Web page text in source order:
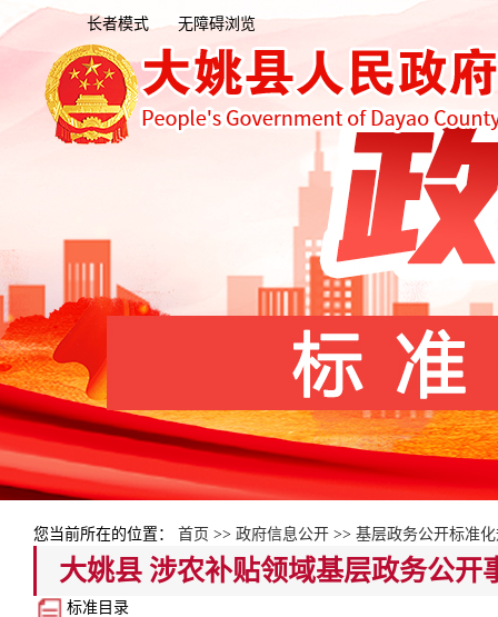
无障碍浏览
长者模式
您当前所在的位置： 首页 >> 政府信息公开 >> 基层政务公开标准
大姚县 涉农补贴领域基层政务公开
标准目录